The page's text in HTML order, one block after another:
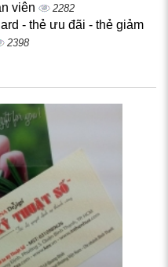
viên
2282
- thẻ ưu đãi - thẻ giảm
2398